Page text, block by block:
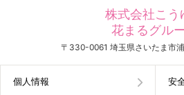
株式会社こう
花まるグル
〒330-0061 埼玉県さいたま市
個人情報 安